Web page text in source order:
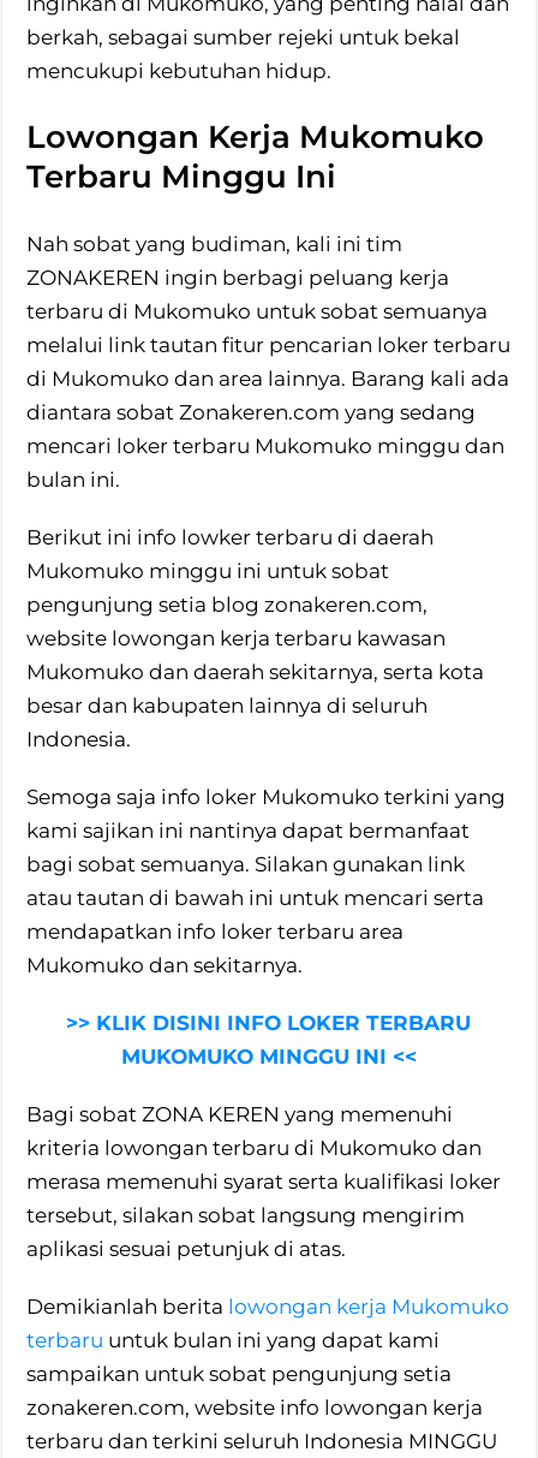
berkah, sebagai sumber rejeki untuk bekal
mencukupi kebutuhan hidup.
Lowongan Kerja Mukomuko
Terbaru Minggu Ini
Nah sobat yang budiman, kali ini tim
ZONAKEREN ingin berbagi peluang kerja
terbaru di Mukomuko untuk sobat semuanya
melalui link tautan fitur pencarian loker terbaru
di Mukomuko dan area lainnya. Barang kali ada
diantara sobat Zonakeren.com yang sedang
mencari loker terbaru Mukomuko minggu dan
bulan ini.
Berikut ini info lowker terbaru di daerah
Mukomuko minggu ini untuk sobat
pengunjung setia blog zonakeren.com,
website lowongan kerja terbaru kawasan
Mukomuko dan daerah sekitarnya, serta kota
besar dan kabupaten lainnya di seluruh
Indonesia.
Semoga saja info loker Mukomuko terkini yang
kami sajikan ini nantinya dapat bermanfaat
bagi sobat semuanya. Silakan gunakan link
atau tautan di bawah ini untuk mencari serta
mendapatkan info loker terbaru area
Mukomuko dan sekitarnya.
>> KLIK DISINI INFO LOKER TERBARU
MUKOMUKO MINGGU INI <<
Bagi sobat ZONA KEREN yang memenuhi
kriteria lowongan terbaru di Mukomuko dan
merasa memenuhi syarat serta kualifikasi loker
tersebut, silakan sobat langsung mengirim
aplikasi sesuai petunjuk di atas.
Demikianlah berita lowongan kerja Mukomuko
terbaru untuk bulan ini yang dapat kami
sampaikan untuk sobat pengunjung setia
zonakeren.com, website info lowongan kerja
terbaru dan terkini seluruh Indonesia MINGGU